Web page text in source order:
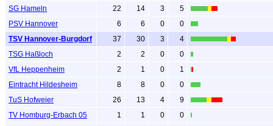
SG Hameln
22 14 3
5
PSV Hannover
6 6 0
0
TSV Hannover-Burgdorf
37 30 3
4
TSG Haßloch
2 2 0
0
VfL Heppenheim
2 1 0
1
Eintracht Hildesheim
8 8 0
0
TuS Hofweier
26 13 4
9
TV Homburg-Erbach 05
1 1 0
0